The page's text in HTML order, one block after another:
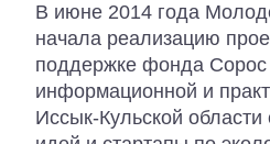
В июне 2014 года
начала реализацию
поддержке фонда Сорос
информационной и
Иссык-Кульской